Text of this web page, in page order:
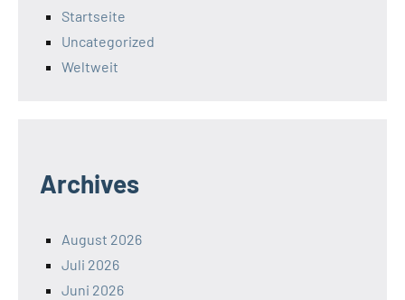
Startseite
Uncategorized
Weltweit
Archives
August 2026
Juli 2026
Juni 2026